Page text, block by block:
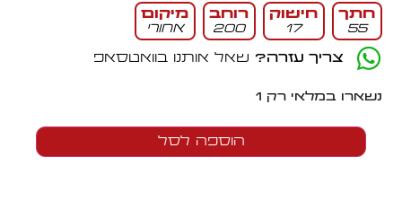
חתך
55
חישוק
17
רוחב
200
מיקום
אחורי
צריך עזרה? שאל אותנו בוואטסאפ
נשארו במלאי רק 1
הוספה לסל